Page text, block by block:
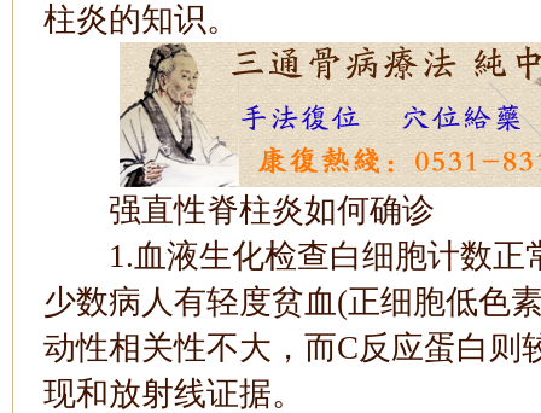
柱炎的知识。
强直性脊柱炎如何确诊
1.血液生化检查白细胞计数正
少数病人有轻度贫血(正细胞低色
动性相关性不大，而C反应蛋白则
现和放射线证据。